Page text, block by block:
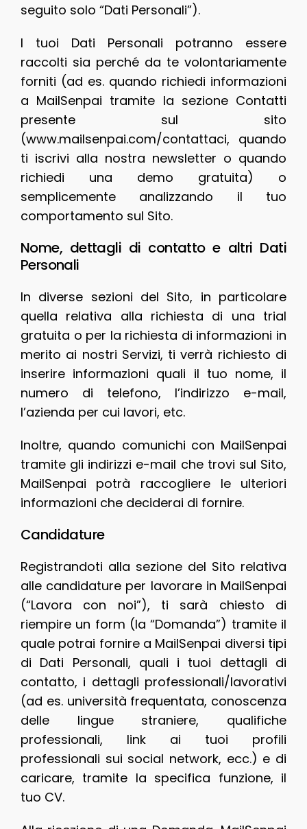
seguito solo “Dati Personali”).
I tuoi Dati Personali potranno essere
raccolti sia perché da te volontariamente
forniti (ad es. quando richiedi informazioni
a MailSenpai tramite la sezione Contatti
presente sul sito
(www.mailsenpai.com/contattaci, quando
ti iscrivi alla nostra newsletter o quando
richiedi una demo gratuita) o
semplicemente analizzando il tuo
comportamento sul Sito.
Nome, dettagli di contatto e altri Dati
Personali
In diverse sezioni del Sito, in particolare
quella relativa alla richiesta di una trial
gratuita o per la richiesta di informazioni in
merito ai nostri Servizi, ti verrà richiesto di
inserire informazioni quali il tuo nome, il
numero di telefono, l’indirizzo e-mail,
l’azienda per cui lavori, etc.
Inoltre, quando comunichi con MailSenpai
tramite gli indirizzi e-mail che trovi sul Sito,
MailSenpai potrà raccogliere le ulteriori
informazioni che deciderai di fornire.
Candidature
Registrandoti alla sezione del Sito relativa
alle candidature per lavorare in MailSenpai
(“Lavora con noi”), ti sarà chiesto di
riempire un form (la “Domanda”) tramite il
quale potrai fornire a MailSenpai diversi tipi
di Dati Personali, quali i tuoi dettagli di
contatto, i dettagli professionali/lavorativi
(ad es. università frequentata, conoscenza
delle lingue straniere, qualifiche
professionali, link ai tuoi profili
professionali sui social network, ecc.) e di
caricare, tramite la specifica funzione, il
tuo CV.